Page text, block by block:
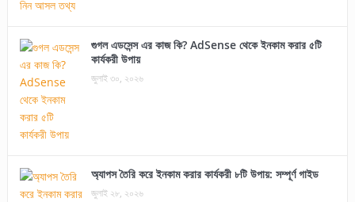
গুগল এডসেন্স এর কাজ কি? AdSense থেকে ইনকাম করার ৫টি
কার্যকরী উপায়
জুলাই ৩০, ২০২৬
অ্যাপস তৈরি করে ইনকাম করার কার্যকরী ৮টি উপায়: সম্পূর্ণ গাইড
জুলাই ২৮, ২০২৬